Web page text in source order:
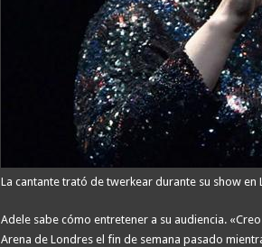
La cantante trató de twerkear durante su show en
Adele sabe cómo entretener a su audiencia.
Arena de Londres el fin de semana pasado